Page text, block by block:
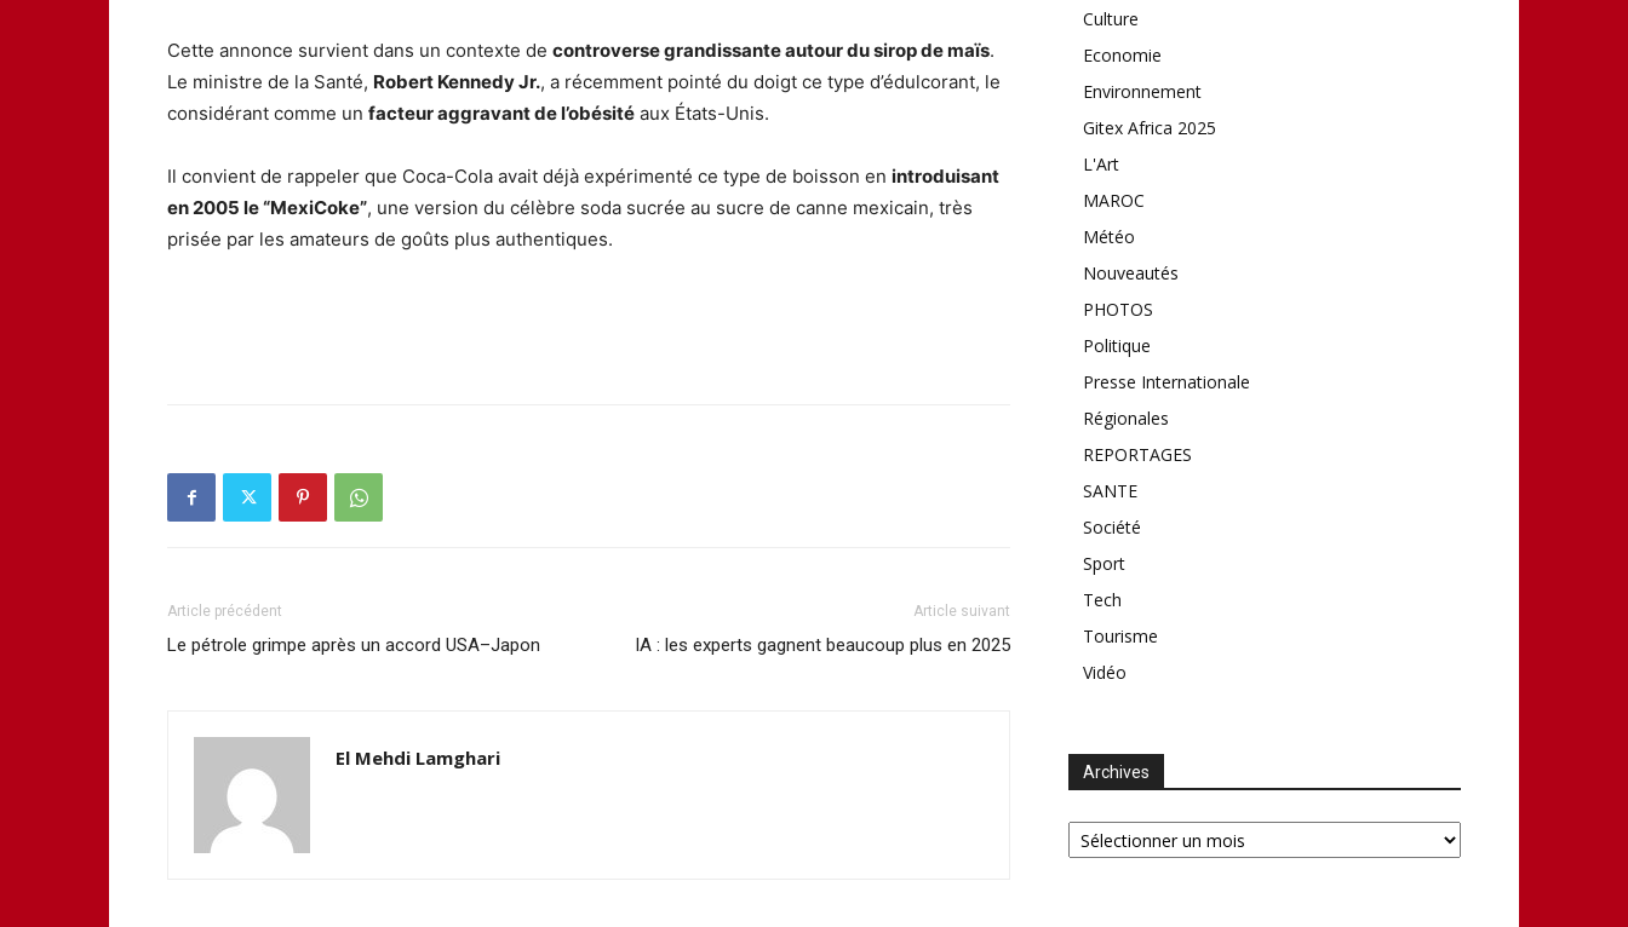
Cette annonce survient dans un contexte de controverse grandissante autour du sirop de maïs.
Le ministre de la Santé, Robert Kennedy Jr., a récemment pointé du doigt ce type d’édulcorant, le
considérant comme un facteur aggravant de l’obésité aux États-Unis.
Il convient de rappeler que Coca-Cola avait déjà expérimenté ce type de boisson en introduisant
en 2005 le “MexiCoke”, une version du célèbre soda sucrée au sucre de canne mexicain, très
prisée par les amateurs de goûts plus authentiques.
Article précédent
Le pétrole grimpe après un accord USA–Japon
Article suivant
IA : les experts gagnent beaucoup plus en 2025
El Mehdi Lamghari
Culture
Economie
Environnement
Gitex Africa 2025
L'Art
MAROC
Météo
Nouveautés
PHOTOS
Politique
Presse Internationale
Régionales
REPORTAGES
SANTE
Société
Sport
Tech
Tourisme
Vidéo
Archives
Archives